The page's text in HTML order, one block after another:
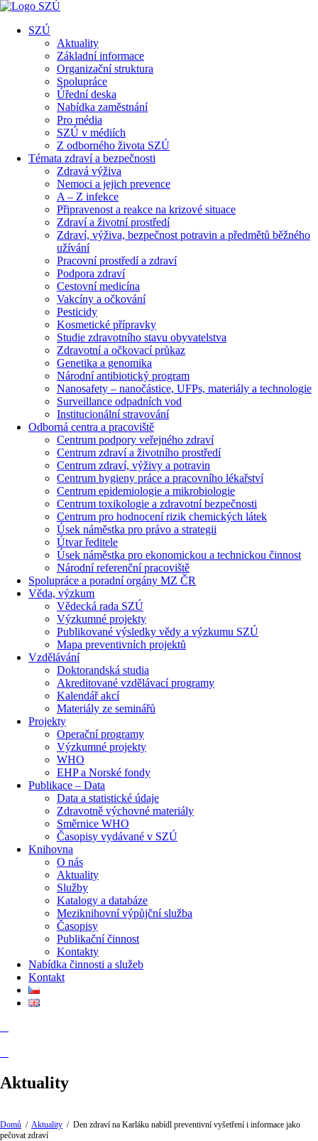
SZÚ
Aktuality
Základní informace
Organizační struktura
Spolupráce
Úřední deska
Nabídka zaměstnání
Pro média
SZÚ v médiích
Z odborného života SZÚ
Témata zdraví a bezpečnosti
Zdravá výživa
Nemoci a jejich prevence
A – Z infekce
Připravenost a reakce na krizové situace
Zdraví a životní prostředí
Zdraví, výživa, bezpečnost potravin a předmětů běžného
užívání
Pracovní prostředí a zdraví
Podpora zdraví
Cestovní medicína
Vakcíny a očkování
Pesticidy
Kosmetické přípravky
Studie zdravotního stavu obyvatelstva
Zdravotní a očkovací průkaz
Genetika a genomika
Národní antibiotický program
Nanosafety – nanočástice, UFPs, materiály a technologie
Surveillance odpadních vod
Institucionální stravování
Odborná centra a pracoviště
Centrum podpory veřejného zdraví
Centrum zdraví a životního prostředí
Centrum zdraví, výživy a potravin
Centrum hygieny práce a pracovního lékařství
Centrum epidemiologie a mikrobiologie
Centrum toxikologie a zdravotní bezpečnosti
Centrum pro hodnocení rizik chemických látek
Úsek náměstka pro právo a strategii
Útvar ředitele
Úsek náměstka pro ekonomickou a technickou činnost
Národní referenční pracoviště
Spolupráce a poradní orgány MZ ČR
Věda, výzkum
Vědecká rada SZÚ
Výzkumné projekty
Publikované výsledky vědy a výzkumu SZÚ
Mapa preventivních projektů
Vzdělávání
Doktorandská studia
Akreditované vzdělávací programy
Kalendář akcí
Materiály ze seminářů
Projekty
Operační programy
Výzkumné projekty
WHO
EHP a Norské fondy
Publikace – Data
Data a statistické údaje
Zdravotně výchovné materiály
Směrnice WHO
Časopisy vydávané v SZÚ
Knihovna
O nás
Aktuality
Služby
Katalogy a databáze
Meziknihovní výpůjční služba
Časopisy
Publikační činnost
Kontakty
Nabídka činnosti a služeb
Kontakt
Aktuality
Domů / Aktuality / Den zdraví na Karláku nabídl preventivní vyšetření i informace jako
pečovat zdraví